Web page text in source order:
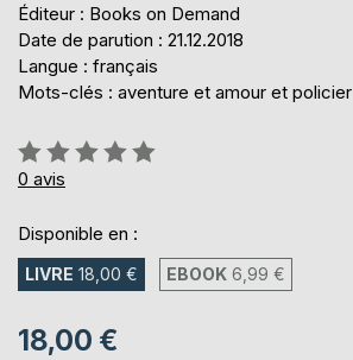
Éditeur : Books on Demand
Date de parution : 21.12.2018
Langue : français
Mots-clés : aventure et amour et policier
Évaluation:
0%
0 avis
Disponible en :
LIVRE 18,00 € EBOOK 6,99 €
18,00 €